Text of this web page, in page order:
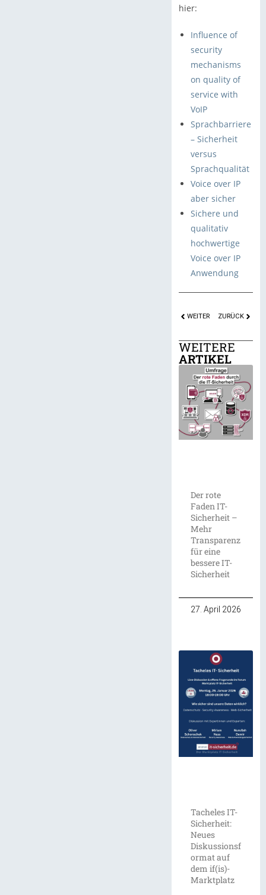
hier:
Influence of
security
mechanisms
on quality of
service with
VoIP
Sprachbarriere
– Sicherheit
versus
Sprachqualität
Voice over IP
aber sicher
Sichere und
qualitativ
hochwertige
Voice over IP
Anwendung
WEITER ZURÜCK
WEITERE
ARTIKEL
Der rote
Faden IT-
Sicherheit –
Mehr
Transparenz
für eine
bessere IT-
Sicherheit
27. April 2026
Tacheles IT-
Sicherheit:
Neues
Diskussionsf
ormat auf
dem if(is)-
Marktplatz